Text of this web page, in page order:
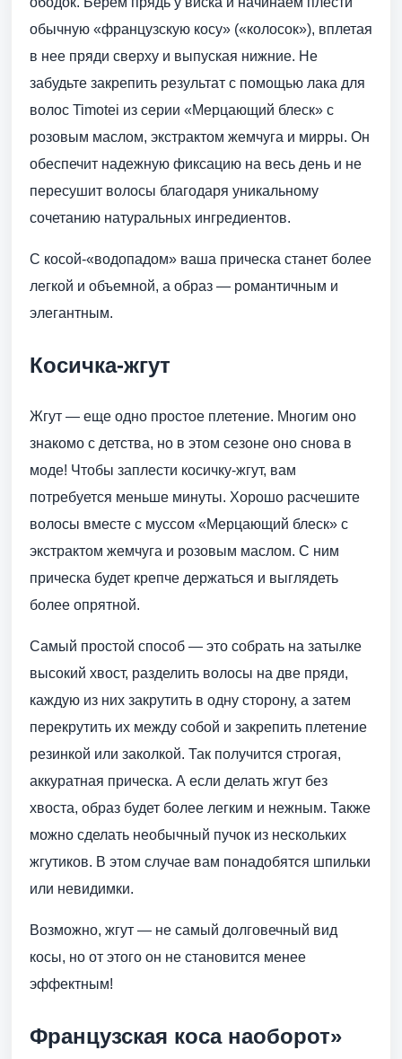
обычную «французскую косу» («колосок»), вплетая
в нее пряди сверху и выпуская нижние. Не
забудьте закрепить результат с помощью лака для
волос Timotei из серии «Мерцающий блеск» с
розовым маслом, экстрактом жемчуга и мирры. Он
обеспечит надежную фиксацию на весь день и не
пересушит волосы благодаря уникальному
сочетанию натуральных ингредиентов.
С косой-«водопадом» ваша прическа станет более
легкой и объемной, а образ — романтичным и
элегантным.
Косичка-жгут
Жгут — еще одно простое плетение. Многим оно
знакомо с детства, но в этом сезоне оно снова в
моде! Чтобы заплести косичку-жгут, вам
потребуется меньше минуты. Хорошо расчешите
волосы вместе с муссом «Мерцающий блеск» с
экстрактом жемчуга и розовым маслом. С ним
прическа будет крепче держаться и выглядеть
более опрятной.
Самый простой способ — это собрать на затылке
высокий хвост, разделить волосы на две пряди,
каждую из них закрутить в одну сторону, а затем
перекрутить их между собой и закрепить плетение
резинкой или заколкой. Так получится строгая,
аккуратная прическа. А если делать жгут без
хвоста, образ будет более легким и нежным. Также
можно сделать необычный пучок из нескольких
жгутиков. В этом случае вам понадобятся шпильки
или невидимки.
Возможно, жгут — не самый долговечный вид
косы, но от этого он не становится менее
эффектным!
Французская коса наоборот»